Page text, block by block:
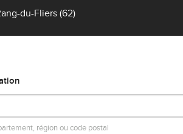
du-Fliers (62)
région ou code postal